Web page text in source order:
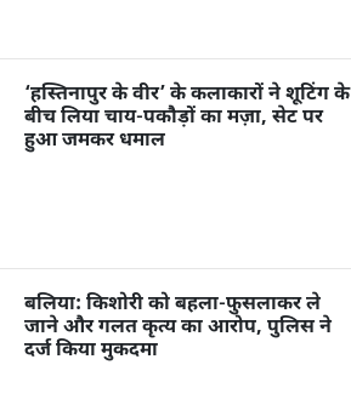
‘हस्तिनापुर के वीर’ के कलाकारों ने शूटिंग के
बीच लिया चाय-पकौड़ों का मज़ा, सेट पर
हुआ जमकर धमाल
बलिया: किशोरी को बहला-फुसलाकर ले
जाने और गलत कृत्य का आरोप, पुलिस ने
दर्ज किया मुकदमा